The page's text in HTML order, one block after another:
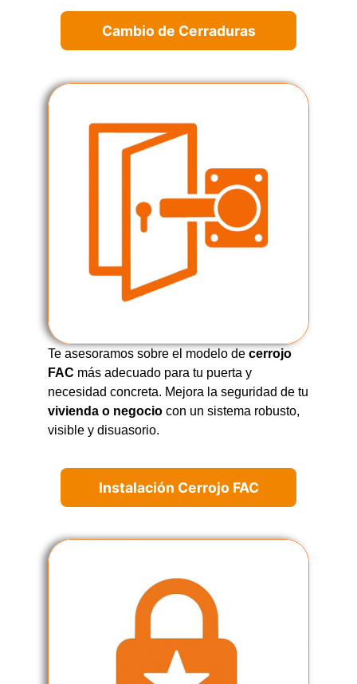
Cambio de Cerraduras
Te asesoramos sobre el modelo de cerrojo
FAC más adecuado para tu puerta y
necesidad concreta. Mejora la seguridad de tu
vivienda o negocio con un sistema robusto,
visible y disuasorio.
Instalación Cerrojo FAC